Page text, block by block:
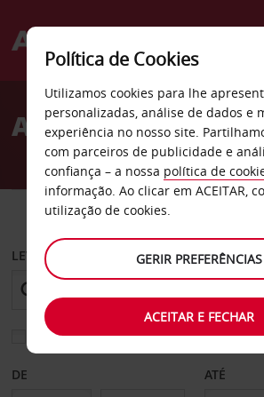
Welcome
AvisAluguer de
CARRO
LEVANTAR EM
Escolher uma estação de devolução
DE ATÉ
Política de Cookies
Utilizamos cookies para lhe
personalizadas, análise de dados e
experiência no nosso site.
com parceiros de publicidade e
confiança – a nossa política de
informação. Ao clicar em ACEITAR,
utilização de cookies.
GERIR PREFERÊNCIAS
ACEITAR E FECHAR